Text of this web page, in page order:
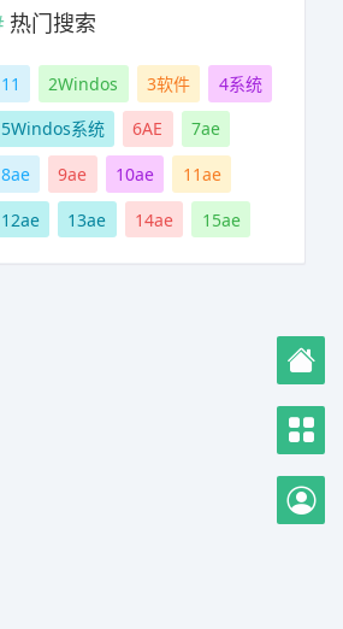
热门搜索
1 1 2Windos 3软件 4系统
5Windos系统 6AE 7ae
8ae 9ae 10ae 11ae
12ae 13ae 14ae 15ae